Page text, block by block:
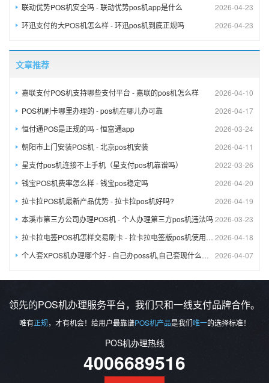
2026-04-23
联动优势POS机安全吗 - 联动优势pos机app是什么
2026-04-23
环迅支付的大POS机怎么样 - 环迅pos机到底正规吗
文章推荐
2026-04-10
嘉联支付POS机支持哪些支付平台 - 嘉联的pos机怎么样
2026-04-17
POS机刷卡哪里办理的 - pos机在哪儿办可靠
2026-03-24
恒付通POS是正规的吗 - 恒富通app
2026-04-11
朝阳市上门安装POS机 - 北京pos机安装
2022-03-26
星支付pos机连接不上手机（星支付pos机靠谱吗）
2026-04-20
钱宝POS机费率怎么样 - 钱宝pos稳定吗
2026-04-19
拉卡拉POS机最新产品优势 - 拉卡拉pos机好吗?
2026-03-23
本溪市第三方公司办理POS机 - 个人办理第三方pos机违法吗
2026-04-18
拉卡拉电签POS机怎样交易刷卡 - 拉卡拉电签版pos机使用教程
2026-04-07
个人套XPOS机办理哪个好 - 自己办poss机,自己套现什么概念
领先的POS机办理服务平台，我们只和一线支付品牌合作。
唯有正规，才有机会！给用户最靠谱POS机产品是我们唯一的选择标准！
POS机办理热线
4006689516